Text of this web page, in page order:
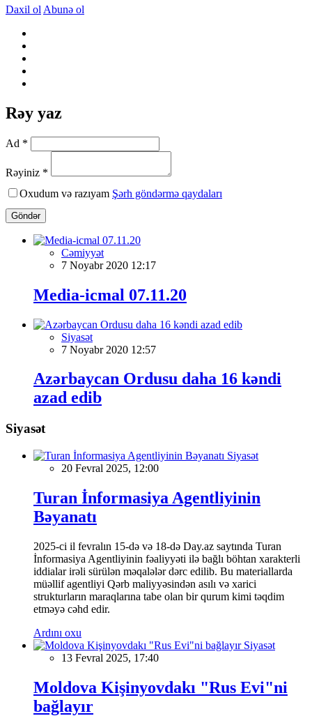
Daxil ol Abunə ol
Rəy yaz
Ad *
Rəyiniz *
Oxudum və razıyam Şərh göndərmə qaydaları
Göndər
Cəmiyyət
7 Noyabr 2020 12:17
Media-icmal 07.11.20
Siyasət
7 Noyabr 2020 12:57
Azərbaycan Ordusu daha 16 kəndi
azad edib
Siyasət
Siyasət
20 Fevral 2025, 12:00
Turan İnformasiya Agentliyinin
Bəyanatı
2025-ci il fevralın 15-də və 18-də Day.az saytında Turan
İnformasiya Agentliyinin fəaliyyəti ilə bağlı böhtan xarakterli
iddialar irəli sürülən məqalələr dərc edilib. Bu materiallarda
müəllif agentliyi Qərb maliyyəsindən asılı və xarici
strukturların maraqlarına tabe olan bir qurum kimi təqdim
etməyə cəhd edir.
Ardını oxu
Siyasət
13 Fevral 2025, 17:40
Moldova Kişinyovdakı "Rus Evi"ni
bağlayır